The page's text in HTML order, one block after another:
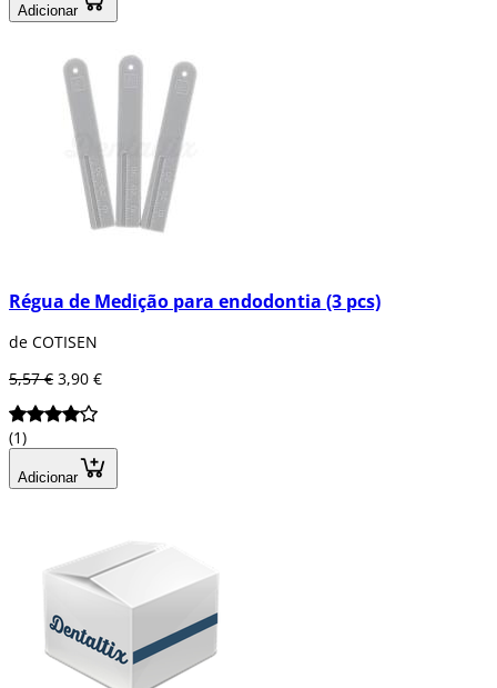
Adicionar
Régua de Medição para endodontia (3 pcs)
de COTISEN
5,57 € 3,90 €
(1)
Adicionar